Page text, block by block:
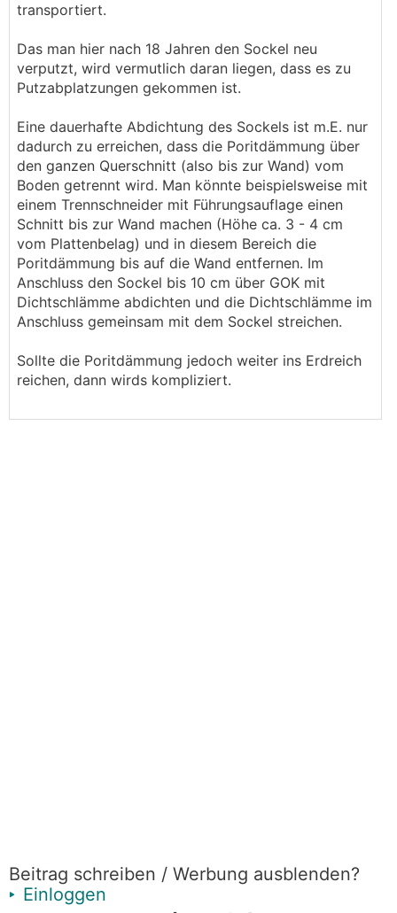
transportiert.
Das man hier nach 18 Jahren den Sockel neu
verputzt, wird vermutlich daran liegen, dass es zu
Putzabplatzungen gekommen ist.
Eine dauerhafte Abdichtung des Sockels ist m.E. nur
dadurch zu erreichen, dass die Poritdämmung über
den ganzen Querschnitt (also bis zur Wand) vom
Boden getrennt wird. Man könnte beispielsweise mit
einem Trennschneider mit Führungsauflage einen
Schnitt bis zur Wand machen (Höhe ca. 3 - 4 cm
vom Plattenbelag) und in diesem Bereich die
Poritdämmung bis auf die Wand entfernen. Im
Anschluss den Sockel bis 10 cm über GOK mit
Dichtschlämme abdichten und die Dichtschlämme im
Anschluss gemeinsam mit dem Sockel streichen.
Sollte die Poritdämmung jedoch weiter ins Erdreich
reichen, dann wirds kompliziert.
Beitrag schreiben / Werbung ausblenden?
Einloggen